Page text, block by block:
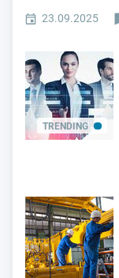
23.09.2025
TRENDING